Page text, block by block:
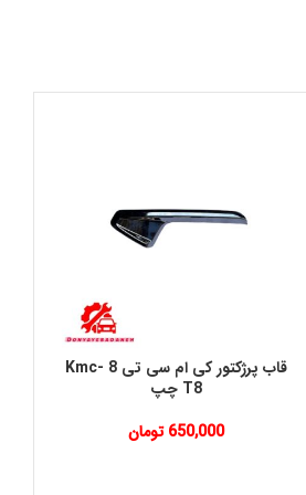
قاب پرژکتور کی ام سی تی 8 Kmc-
T8 چپ
650,000 تومان